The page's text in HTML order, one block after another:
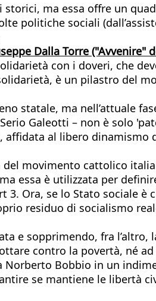
ma essa offre un
politiche sociali
Dalla Torre ("Avvenire"
con i doveri, che
è un pilastro del
statale, ma nell’attuale
Galeotti – non è solo
al libero dinamismo
movimento cattolico
essa è utilizzata per
3. Ora, se lo Stato sociale è
residuo di socialismo
e sopprimendo, fra l’altro,
contro la povertà, né
Norberto Bobbio in un
se mantiene le libertà